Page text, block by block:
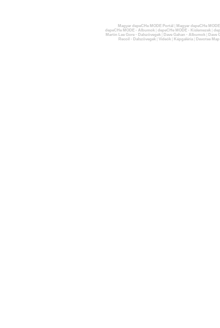
Magyar depeCHe MODE Portál
Magyar depeCHe
depeCHe MODE - Albumok| depeCHe MODE - Kislemezek|
Martin Lee Gore - Dalszövegek| Dave Gahan - Albumok|
Dave
Recoil - Dalszövegek| Videók| Képgaléria| Devotee Map